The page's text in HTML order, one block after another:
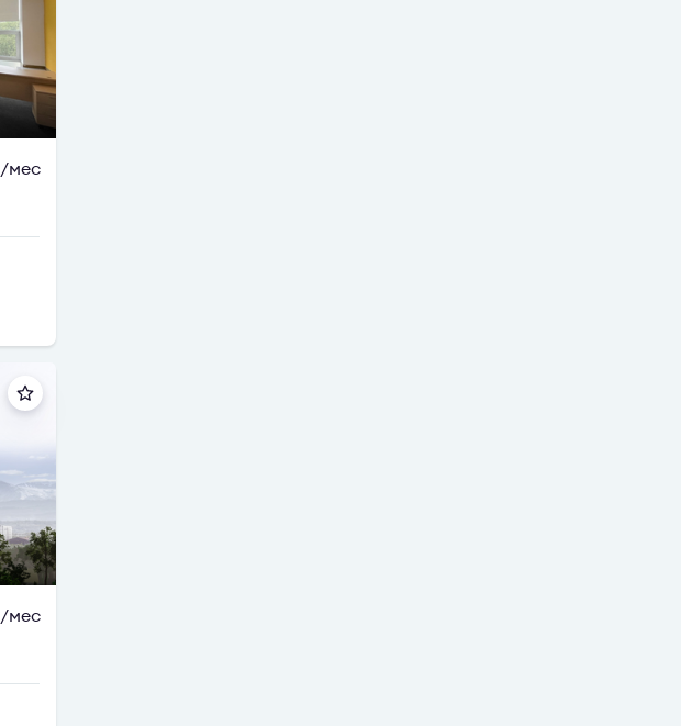
/мес
/мес